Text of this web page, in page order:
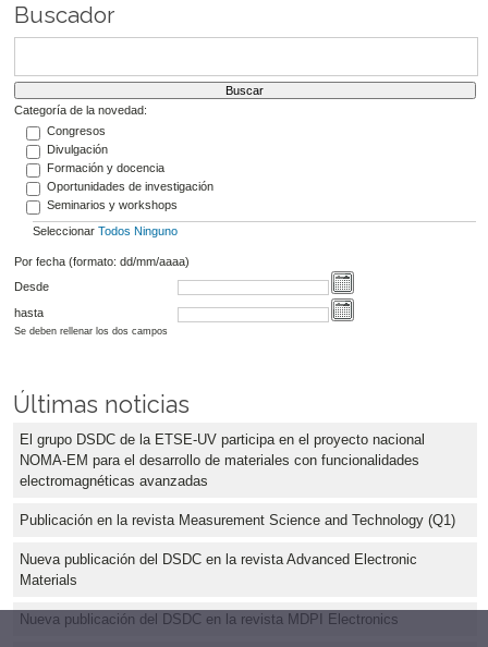
Buscador
Categoría de la novedad:
Congresos
Divulgación
Formación y docencia
Oportunidades de investigación
Seminarios y workshops
Seleccionar Todos Ninguno
Por fecha (formato: dd/mm/aaaa)
Desde
hasta
Se deben rellenar los dos campos
Últimas noticias
El grupo DSDC de la ETSE-UV participa en el proyecto nacional
NOMA-EM para el desarrollo de materiales con funcionalidades
electromagnéticas avanzadas
Publicación en la revista Measurement Science and Technology (Q1)
Nueva publicación del DSDC en la revista Advanced Electronic
Materials
Nueva publicación del DSDC en la revista MDPI Electronics